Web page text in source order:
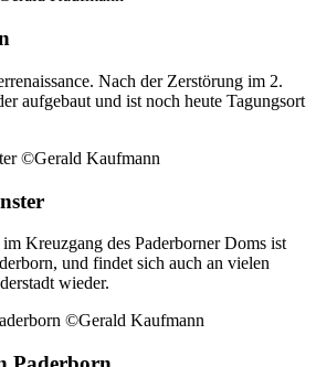
Nach der Zerstörung im 2.
aufgebaut und ist noch heute Tagungsort
Kreuzgang des Paderborner Doms ist
und findet sich auch an vielen
wieder.